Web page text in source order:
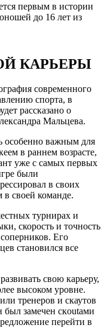
первым в истории
до 16 лет из
КАРЬЕРЫ
современного
спорта, в
рассказано о
Мальцева.
особенно важным для
в раннем возрасте,
уже с самых первых
были
в своих
в своей команде.
турнирах и
скорость и точность
Его
становился все
свою карьеру,
высоком уровне.
тренеров и скаутов
был замечен скoutами
перейти в